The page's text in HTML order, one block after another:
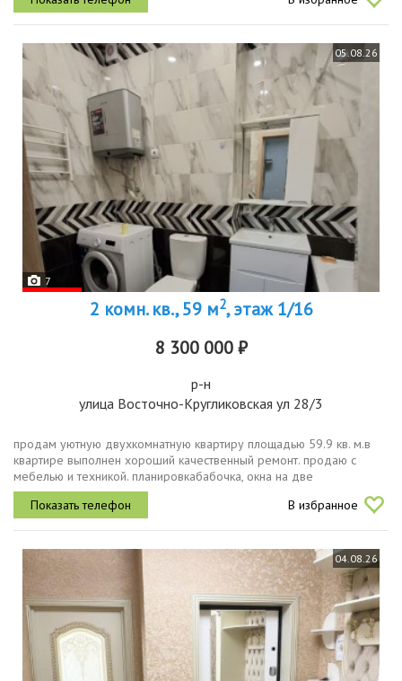
05.08.26
7
2 комн. кв., 59 м2, этаж 1/16
8 300 000 ₽
р-н
улица Восточно-Кругликовская ул 28/3
продам уютную двухкомнатную квартиру площадью 59.9 кв. м.в
квартире выполнен хороший качественный ремонт. продаю с
мебелью и техникой. планировкабабочка, окна на две
стороны.район, в котором расположена квартира, порадует
развитой инфраструктурой....
В избранное
04.08.26